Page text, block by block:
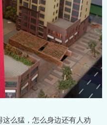
么猛，怎么身边还有人劝